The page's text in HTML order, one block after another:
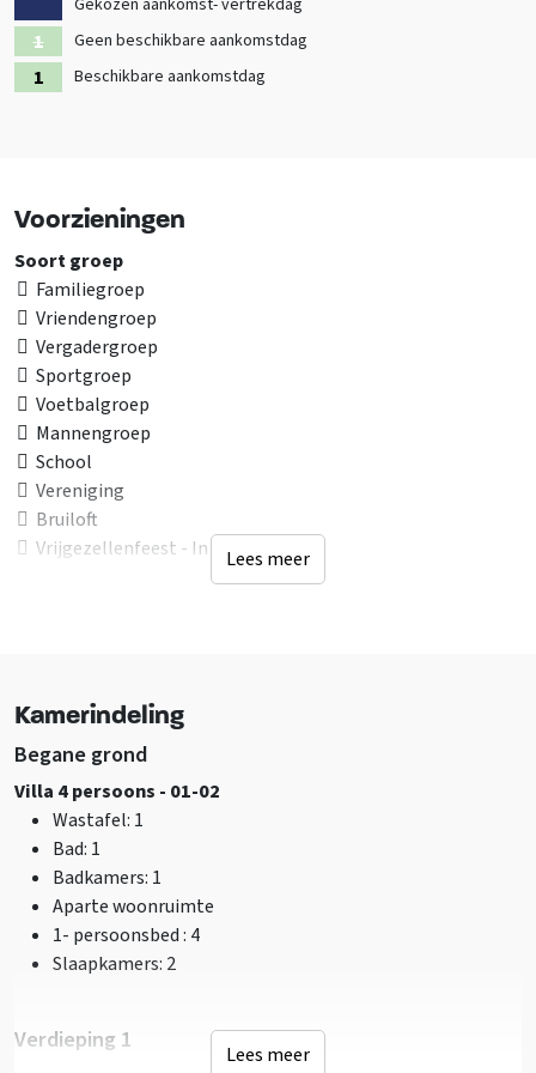
Gekozen aankomst- vertrekdag
Geen beschikbare aankomstdag
Beschikbare aankomstdag
Voorzieningen
Dichtbij een stad
Vrij gelegen accommodatie
Bosrijke omgeving
Faciliteiten (Buiten)
Terras overdekt
Muziek buiten toegestaan
Fietsenberging
Tuinmeubilair
Barbecue aanwezig
Trampoline
Soort groep
Familiegroep
Vriendengroep
Vergadergroep
Sportgroep
Voetbalgroep
Mannengroep
School
Vereniging
Bruiloft
Vrijgezellenfeest - In overleg
Studentengroep - In overleg
Lees meer
Kamerindeling
Begane grond
Villa 4 persoons - 01-02
Wastafel: 1
Bad: 1
Badkamers: 1
Aparte woonruimte
1- persoonsbed: 4
Slaapkamers: 2
Verdieping 1 Lees meer